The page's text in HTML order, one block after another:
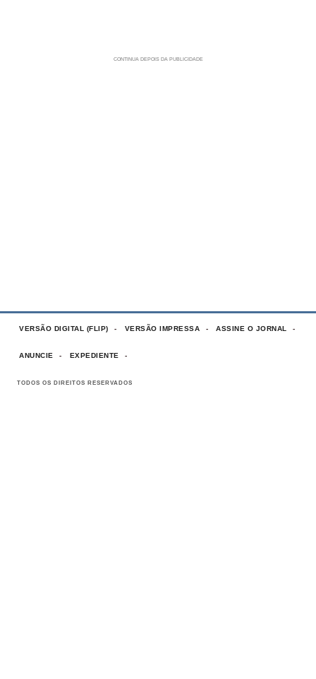
VERSÃO DIGITAL (FLIP) VERSÃO IMPRESSA ASSINE O JORNAL
ANUNCIE EXPEDIENTE
TODOS OS DIREITOS RESERVADOS